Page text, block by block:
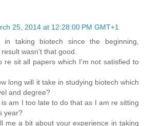
25, 2014 at 12:28:00 PM GMT+1
in taking biotech since the beginning,
wasn't that good.
re sit all papers which I'm not satisfied to
long will it take in studying biotech which
and degree?
am I too late to do that as I am re sitting
year?
me a bit about your experience in taking